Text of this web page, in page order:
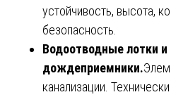
устойчивость, высота,
безопасность.
Водоотводные лотки и
дождеприемники.
канализации.